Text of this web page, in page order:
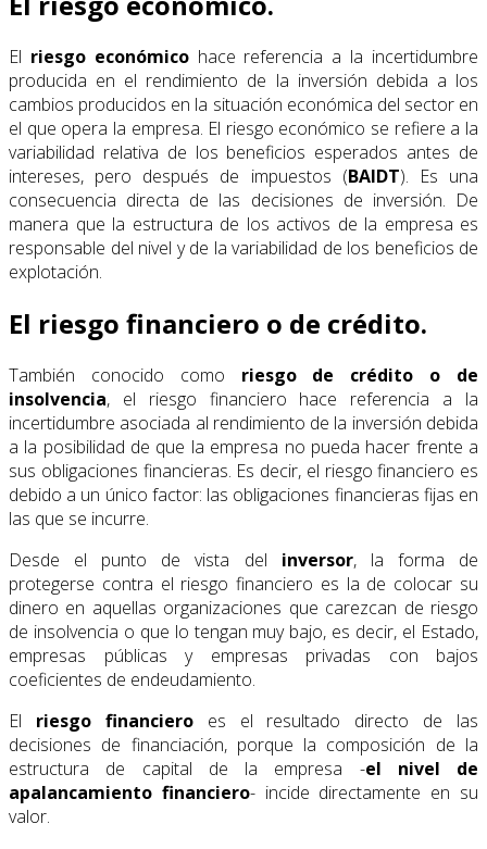
El riesgo económicohace referencia a la incertidumbre
producida en el rendimiento de la inversión debida a los
cambios producidos en la situación económica del sector en
el que opera la empresa. El riesgo económico se refiere a la
variabilidad relativa de los beneficios esperados antes de
intereses, pero después de impuestos (BAIDT). Es una
consecuencia directa de las decisiones de inversión. De
manera que la estructura de los activos de la empresa es
responsable del nivel y de la variabilidad de los beneficios de
explotación.
El riesgo financiero o de crédito.
También conocido como riesgo de crédito o de
insolvencia, el riesgo financiero hace referencia a la
incertidumbre asociada al rendimiento de la inversión debida
a la posibilidad de que la empresa no pueda hacer frente a
sus obligaciones financieras. Es decir, el riesgo financiero es
debido a un único factor: las obligaciones financieras fijas en
las que se incurre.
Desde el punto de vista del inversor, la forma de
protegerse contra el riesgo financiero es la de colocar su
dinero en aquellas organizaciones que carezcan de riesgo
de insolvencia o que lo tengan muy bajo, es decir, el Estado,
empresas públicas y empresas privadas con bajos
coeficientes de endeudamiento.
El riesgo financieroes el resultado directo de las
decisiones de financiación, porque la composición de la
estructura de capital de la empresa -el nivel de
apalancamiento financiero- incide directamente en su
valor.